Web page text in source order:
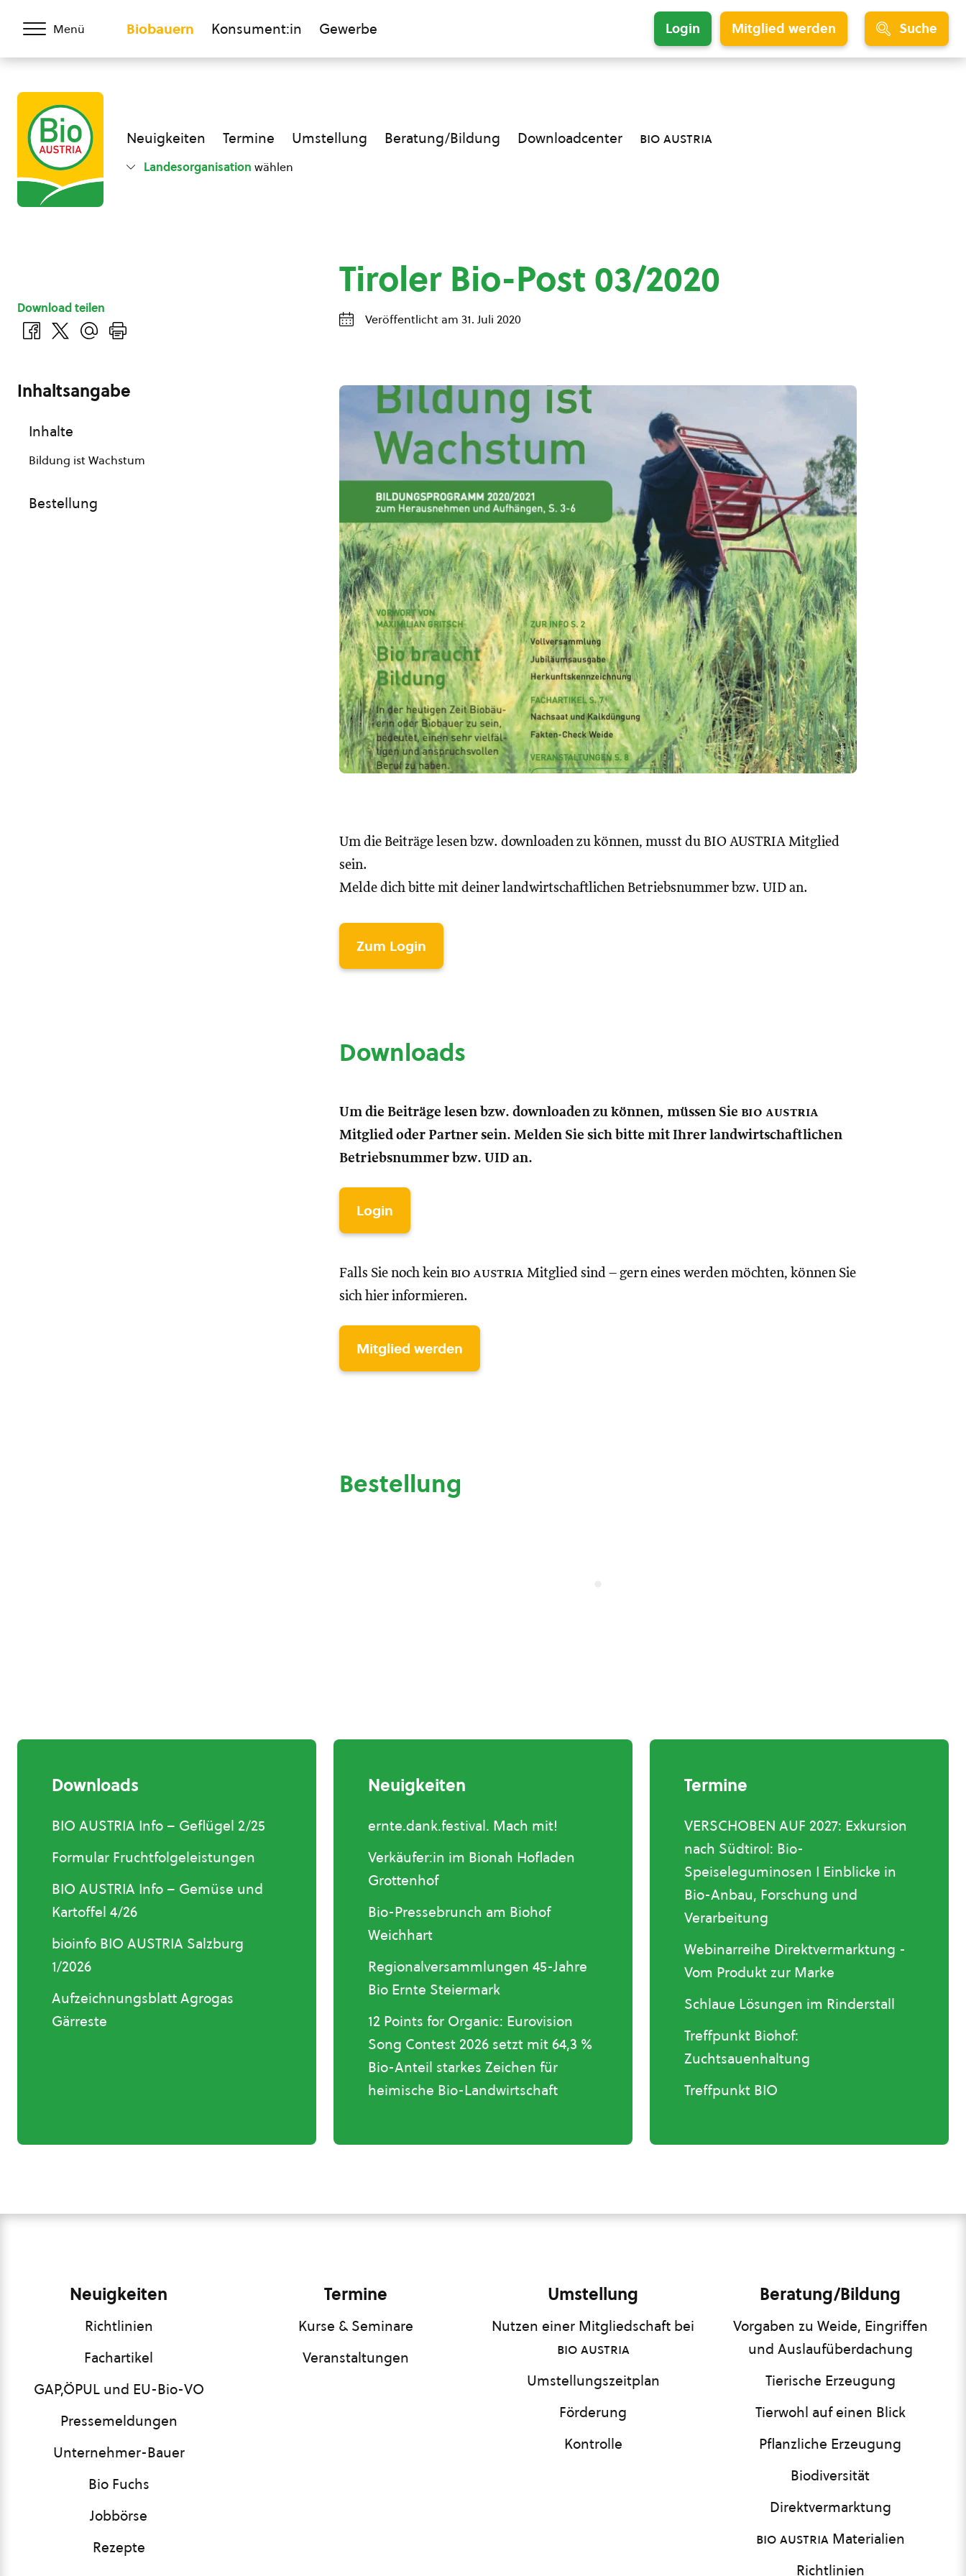
Menü Biobauern Konsument:in Gewerbe Login Mitglied werden Suche
Neuigkeiten Termine Umstellung Beratung/Bildung Downloadcenter bio austria
Landesorganisation wählen
Tiroler Bio-Post 03/2020
Veröffentlicht am 31. Juli 2020
Um die Beiträge lesen bzw. downloaden zu können, musst du BIO AUSTRIA Mitglied
sein.
Melde dich bitte mit deiner landwirtschaftlichen Betriebsnummer bzw. UID an.
Zum Login
Downloads
Um die Beiträge lesen bzw. downloaden zu können, müssen Sie bio austria
Mitglied oder Partner sein. Melden Sie sich bitte mit Ihrer landwirtschaftlichen
Betriebsnummer bzw. UID an.
Login
Falls Sie noch kein bio austria Mitglied sind – gern eines werden möchten, können Sie
sich hier informieren.
Mitglied werden
Bestellung
Download teilen
Inhaltsangabe
Inhalte
Bildung ist Wachstum
Bestellung
Downloads
BIO AUSTRIA Info – Geflügel 2/25
Formular Fruchtfolgeleistungen
BIO AUSTRIA Info – Gemüse und
Kartoffel 4/26
bioinfo BIO AUSTRIA Salzburg
1/2026
Aufzeichnungsblatt Agrogas
Gärreste
Neuigkeiten
ernte.dank.festival. Mach mit!
Verkäufer:in im Bionah Hofladen
Grottenhof
Bio-Pressebrunch am Biohof
Weichhart
Regionalversammlungen 45-Jahre
Bio Ernte Steiermark
12 Points for Organic: Eurovision
Song Contest 2026 setzt mit 64,3 %
Bio-Anteil starkes Zeichen für
heimische Bio-Landwirtschaft
Termine
VERSCHOBEN AUF 2027: Exkursion
nach Südtirol: Bio-
Speiseleguminosen I Einblicke in
Bio-Anbau, Forschung und
Verarbeitung
Webinarreihe Direktvermarktung -
Vom Produkt zur Marke
Schlaue Lösungen im Rinderstall
Treffpunkt Biohof:
Zuchtsauenhaltung
Treffpunkt BIO
Neuigkeiten
Richtlinien
Fachartikel
GAP,ÖPUL und EU-Bio-VO
Pressemeldungen
Unternehmer-Bauer
Bio Fuchs
Jobbörse
Rezepte
Termine
Kurse & Seminare
Veranstaltungen
Umstellung
Nutzen einer Mitgliedschaft bei
bio austria
Umstellungszeitplan
Förderung
Kontrolle
Beratung/Bildung
Vorgaben zu Weide, Eingriffen
und Auslaufüberdachung
Tierische Erzeugung
Tierwohl auf einen Blick
Pflanzliche Erzeugung
Biodiversität
Direktvermarktung
bio austriaMaterialien
Richtlinien